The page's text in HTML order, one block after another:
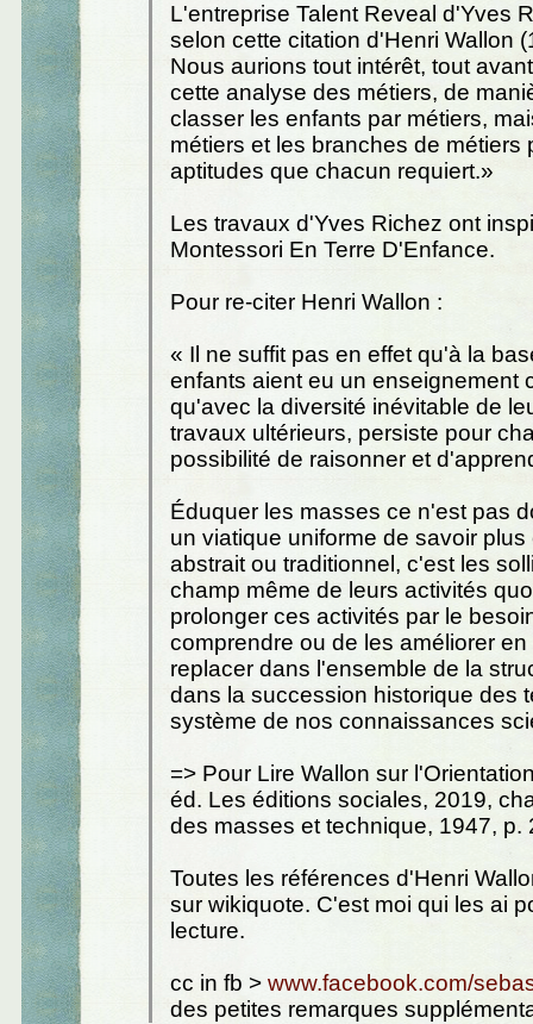
L'entreprise Talent Reveal d'Yves
selon cette citation d'Henri Wallon
Nous aurions tout intérêt, tout
cette analyse des métiers, de
classer les enfants par métiers,
métiers et les branches de métiers
aptitudes que chacun requiert.»
Les travaux d'Yves Richez ont
Montessori En Terre D'Enfance.
Pour re-citer Henri Wallon :
« Il ne suffit pas en effet qu'à la
enfants aient eu un enseignement
qu'avec la diversité inévitable de
travaux ultérieurs, persiste pour
possibilité de raisonner et
Éduquer les masses ce n'est pas
un viatique uniforme de savoir plus
abstrait ou traditionnel, c'est les
champ même de leurs activités
prolonger ces activités par le
comprendre ou de les améliorer
replacer dans l'ensemble de la
dans la succession historique des
système de nos connaissances
=> Pour Lire Wallon sur
éd. Les éditions sociales, 2019,
des masses et technique, 1947, p.
Toutes les références d'Henri
sur wikiquote. C'est moi qui les ai
lecture.
cc in fb > www.facebook.com/
des petites remarques